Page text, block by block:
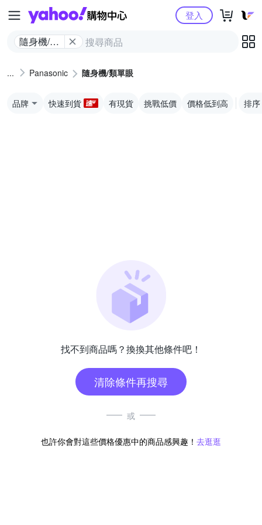
Yahoo購物中心
隨身機/類
登入
Panasonic 隨身機/類單眼
品牌 快速到貨 有現貨 挑戰低價 價格低到高 排序
找不到商品嗎？換換其他條件吧！
清除條件再搜尋
或
也許你會對這些價格優惠中的商品感興趣！ 去逛逛